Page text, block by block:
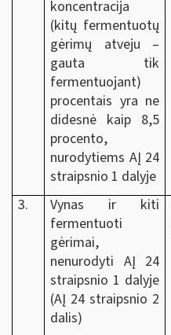
koncentracija
(kitų fermentuotų
gėrimų atveju –
gauta tik
fermentuojant)
procentais yra ne
didesnė kaip 8,5
procento,
nurodytiems AĮ 24
straipsnio 1 dalyje
3.
Vynas ir kiti
fermentuoti
gėrimai,
nenurodyti AĮ 24
straipsnio 1 dalyje
(AĮ 24 straipsnio 2
dalis)